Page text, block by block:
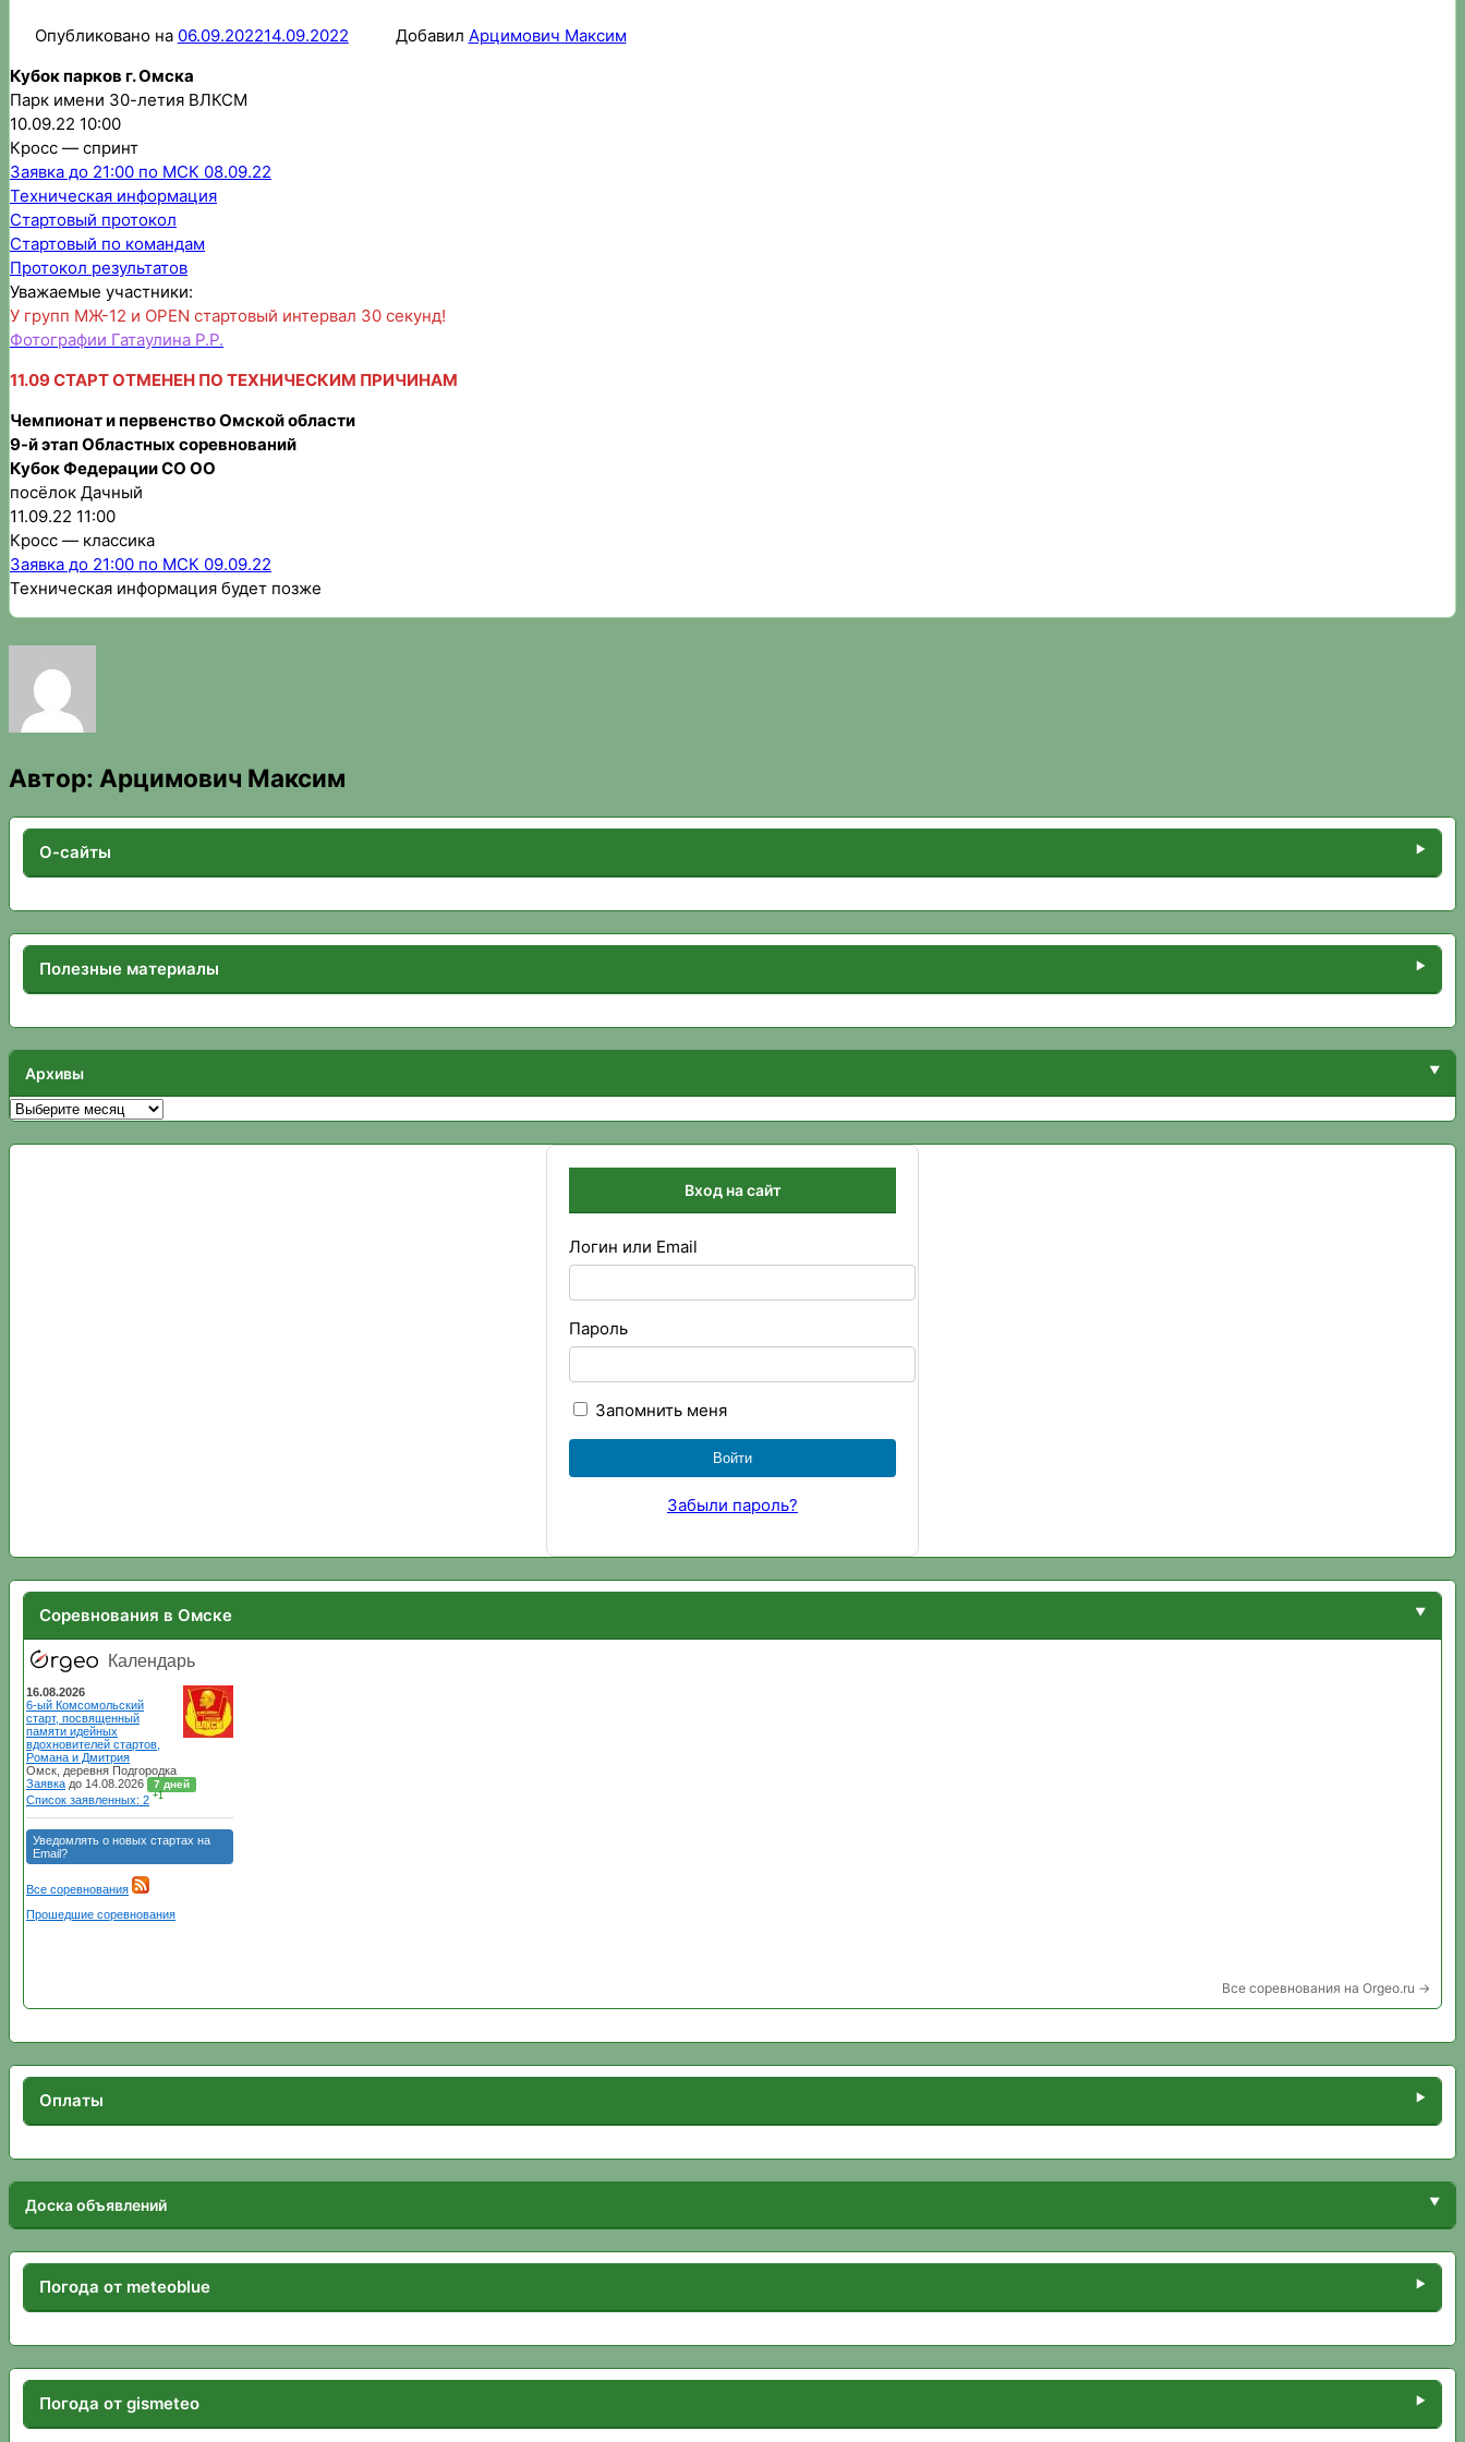
Опубликовано на 06.09.202214.09.2022 Добавил Арцимович Максим
Кубок парков г. Омска
Парк имени 30-летия ВЛКСМ
10.09.22 10:00
Кросс — спринт
Заявка до 21:00 по МСК 08.09.22
Техническая информация
Стартовый протокол
Стартовый по командам
Протокол результатов
Уважаемые участники:
У групп МЖ-12 и OPEN стартовый интервал 30 секунд!
Фотографии Гатаулина Р.Р.
11.09 СТАРТ ОТМЕНЕН ПО ТЕХНИЧЕСКИМ ПРИЧИНАМ
Чемпионат и первенство Омской области
9-й этап Областных соревнований
Кубок Федерации СО ОО
посёлок Дачный
11.09.22 11:00
Кросс — классика
Заявка до 21:00 по МСК 09.09.22
Техническая информация будет позже
Автор: Арцимович Максим
О-сайты
Полезные материалы
Архивы
Архивы
Вход на сайт
Логин или Email
Пароль
Запомнить меня
Забыли пароль?
Соревнования в Омске
Все соревнования на Orgeo.ru →
Оплаты
Доска объявлений
Погода от meteoblue
Погода от gismeteo